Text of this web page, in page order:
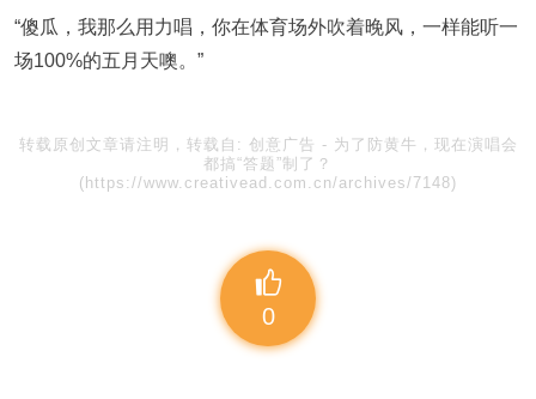
“傻瓜，我那么用力唱，你在体育场外吹着晚风，一样能听一
场100%的五月天噢。”
转载原创文章请注明，转载自: 创意广告 - 为了防黄牛，现在演唱会
都搞“答题”制了？
(https://www.creativead.com.cn/archives/7148)
0